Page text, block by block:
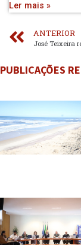
Ler mais »
ANTERIOR
PUBLICAÇÕES